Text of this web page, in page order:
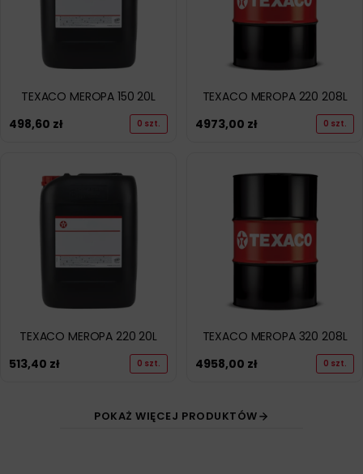
TEXACO MEROPA 150 20L
498,60 zł 0 szt.
TEXACO MEROPA 220 208L
4973,00 zł 0 szt.
TEXACO MEROPA 220 20L
513,40 zł 0 szt.
TEXACO MEROPA 320 208L
4958,00 zł 0 szt.
POKAŻ WIĘCEJ PRODUKTÓW